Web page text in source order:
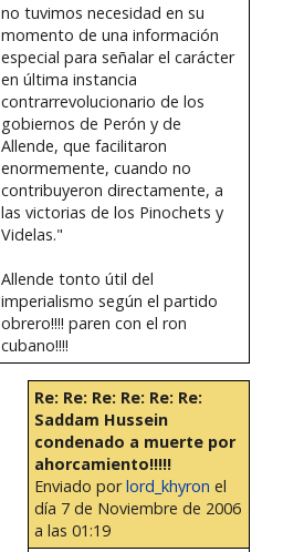
no tuvimos necesidad en su
momento de una información
especial para señalar el carácter
en última instancia
contrarrevolucionario de los
gobiernos de Perón y de
Allende, que facilitaron
enormemente, cuando no
contribuyeron directamente, a
las victorias de los Pinochets y
Videlas."
Allende tonto útil del
imperialismo según el partido
obrero!!!! paren con el ron
cubano!!!!
Re: Re: Re: Re: Re: Re:
Saddam Hussein
condenado a muerte por
ahorcamiento!!!!!
Enviado porlord_khyron el
día 7 de Noviembre de 2006
a las 01:19